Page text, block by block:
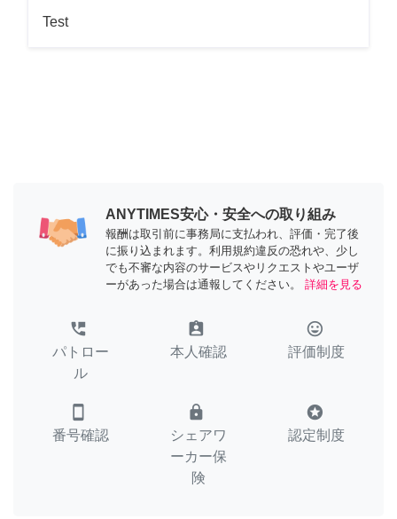
Test
ANYTIMES安心・安全への取り組み
報酬は取引前に事務局に支払われ、評価・完了後
に振り込まれます。利用規約違反の恐れや、少し
でも不審な内容のサービスやリクエストやユーザ
ーがあった場合は通報してください。
詳細を見る
perm_phone_msg
パトロー
ル
assignment_ind
本人確認
tag_faces
評価制度
smartphone
番号確認
lock
シェアワ
ーカー保
険
stars
認定制度